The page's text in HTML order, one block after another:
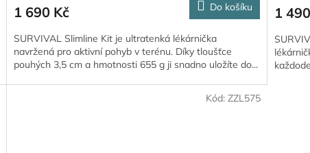
1 690 Kč Do košíku
SURVIVAL Slimline Kit je ultratenká lékárnička
navržená pro aktivní pohyb v terénu. Díky tloušťce
pouhých 3,5 cm a hmotnosti 655 g ji snadno uložíte do...
1
Kód: ZZL575